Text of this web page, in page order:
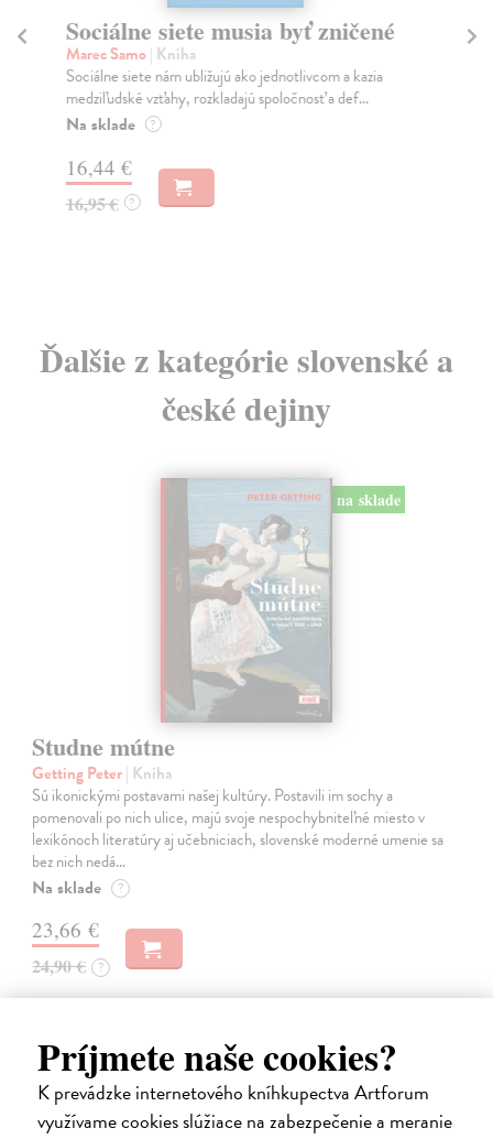
Príjmete naše cookies?
K prevádzke internetového kníhkupectva Artforum
využívame cookies slúžiace na zabezpečenie a meranie
Sociálne siete musia byť zničené
Marec Samo| Kniha
Sociálne siete nám ubližujú ako jednotlivcom a kazia
medziľudské vzťahy, rozkladajú spoločnosť a def...
Na sklade ?
16,44 €
16,95 € ?
Ďalšie z kategórie slovenské a
české dejiny
na sklade
Studne mútne
Getting Peter| Kniha
Sú ikonickými postavami našej kultúry. Postavili im sochy a
pomenovali po nich ulice, majú svoje nespochybniteľné miesto v
lexikónoch literatúry aj učebniciach, slovenské moderné umenie sa
bez nich nedá…
Na sklade ?
23,66 €
24,90 € ?
na sklade